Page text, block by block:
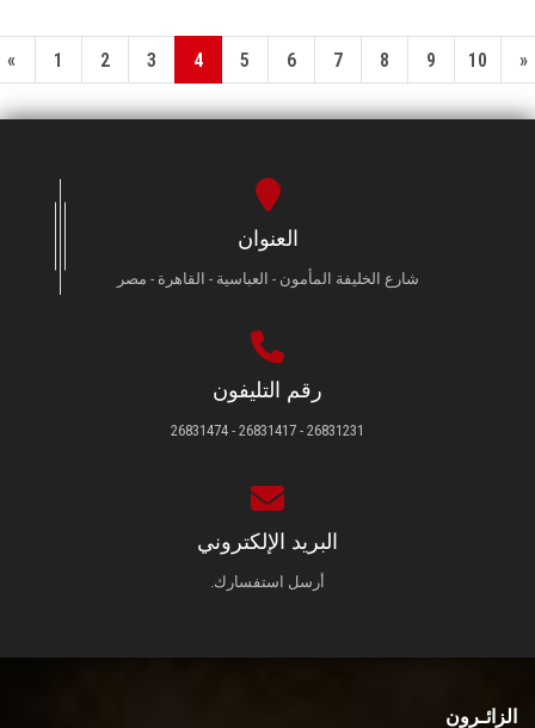
« 1 2 3 4 5 6 7 8 9 10 »
العنوان
شارع الخليفة المأمون - العباسية - القاهرة - مصر
رقم التليفون
26831231 - 26831417 - 26831474
البريد الإلكتروني
أرسل استفسارك.
الزائـرون